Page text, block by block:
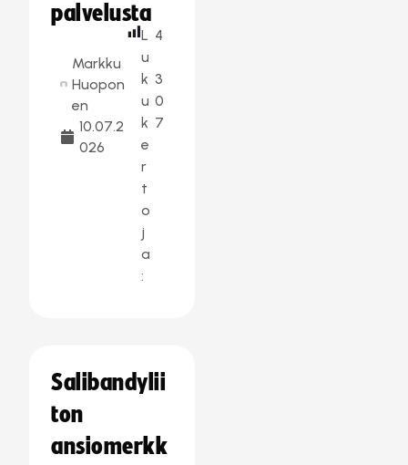
palvelusta
Markku
Huopon
en
10.07.2
026
L
u
k
u
k
e
r
t
o
j
a
:
4
3
0
7
Salibandylii
ton
ansiomerkk